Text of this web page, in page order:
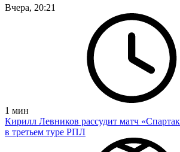
Вчера, 20:21
1 мин
Кирилл Левников рассудит матч
в третьем туре РПЛ